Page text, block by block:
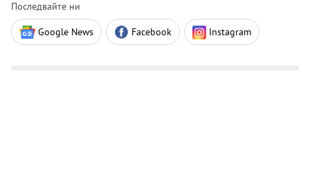
Последвайте ни
Google News Facebook Instagram